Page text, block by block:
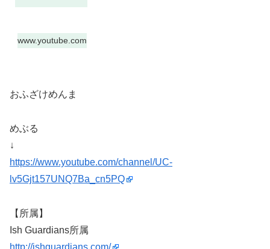
www.youtube.com
おふざけめんま
めぶる
↓
https://www.youtube.com/channel/UC-
lv5Gjt157UNQ7Ba_cn5PQ
【所属】
Ish Guardians所属
http://ishguardians.com/